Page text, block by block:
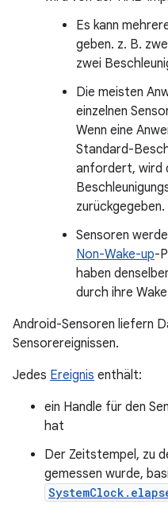
Es kann
geben. z. B.
zwei
Die meisten
einzelnen
Wenn eine
Standard-
anfordert, wird
zurückgegeben.
Sensoren
Non-Wake-up-
haben
durch ihre
Android-Sensoren liefern
Sensorereignissen.
Jedes Ereignis enthält:
ein Handle für den
hat
Der Zeitstempel, zu
gemessen wurde,